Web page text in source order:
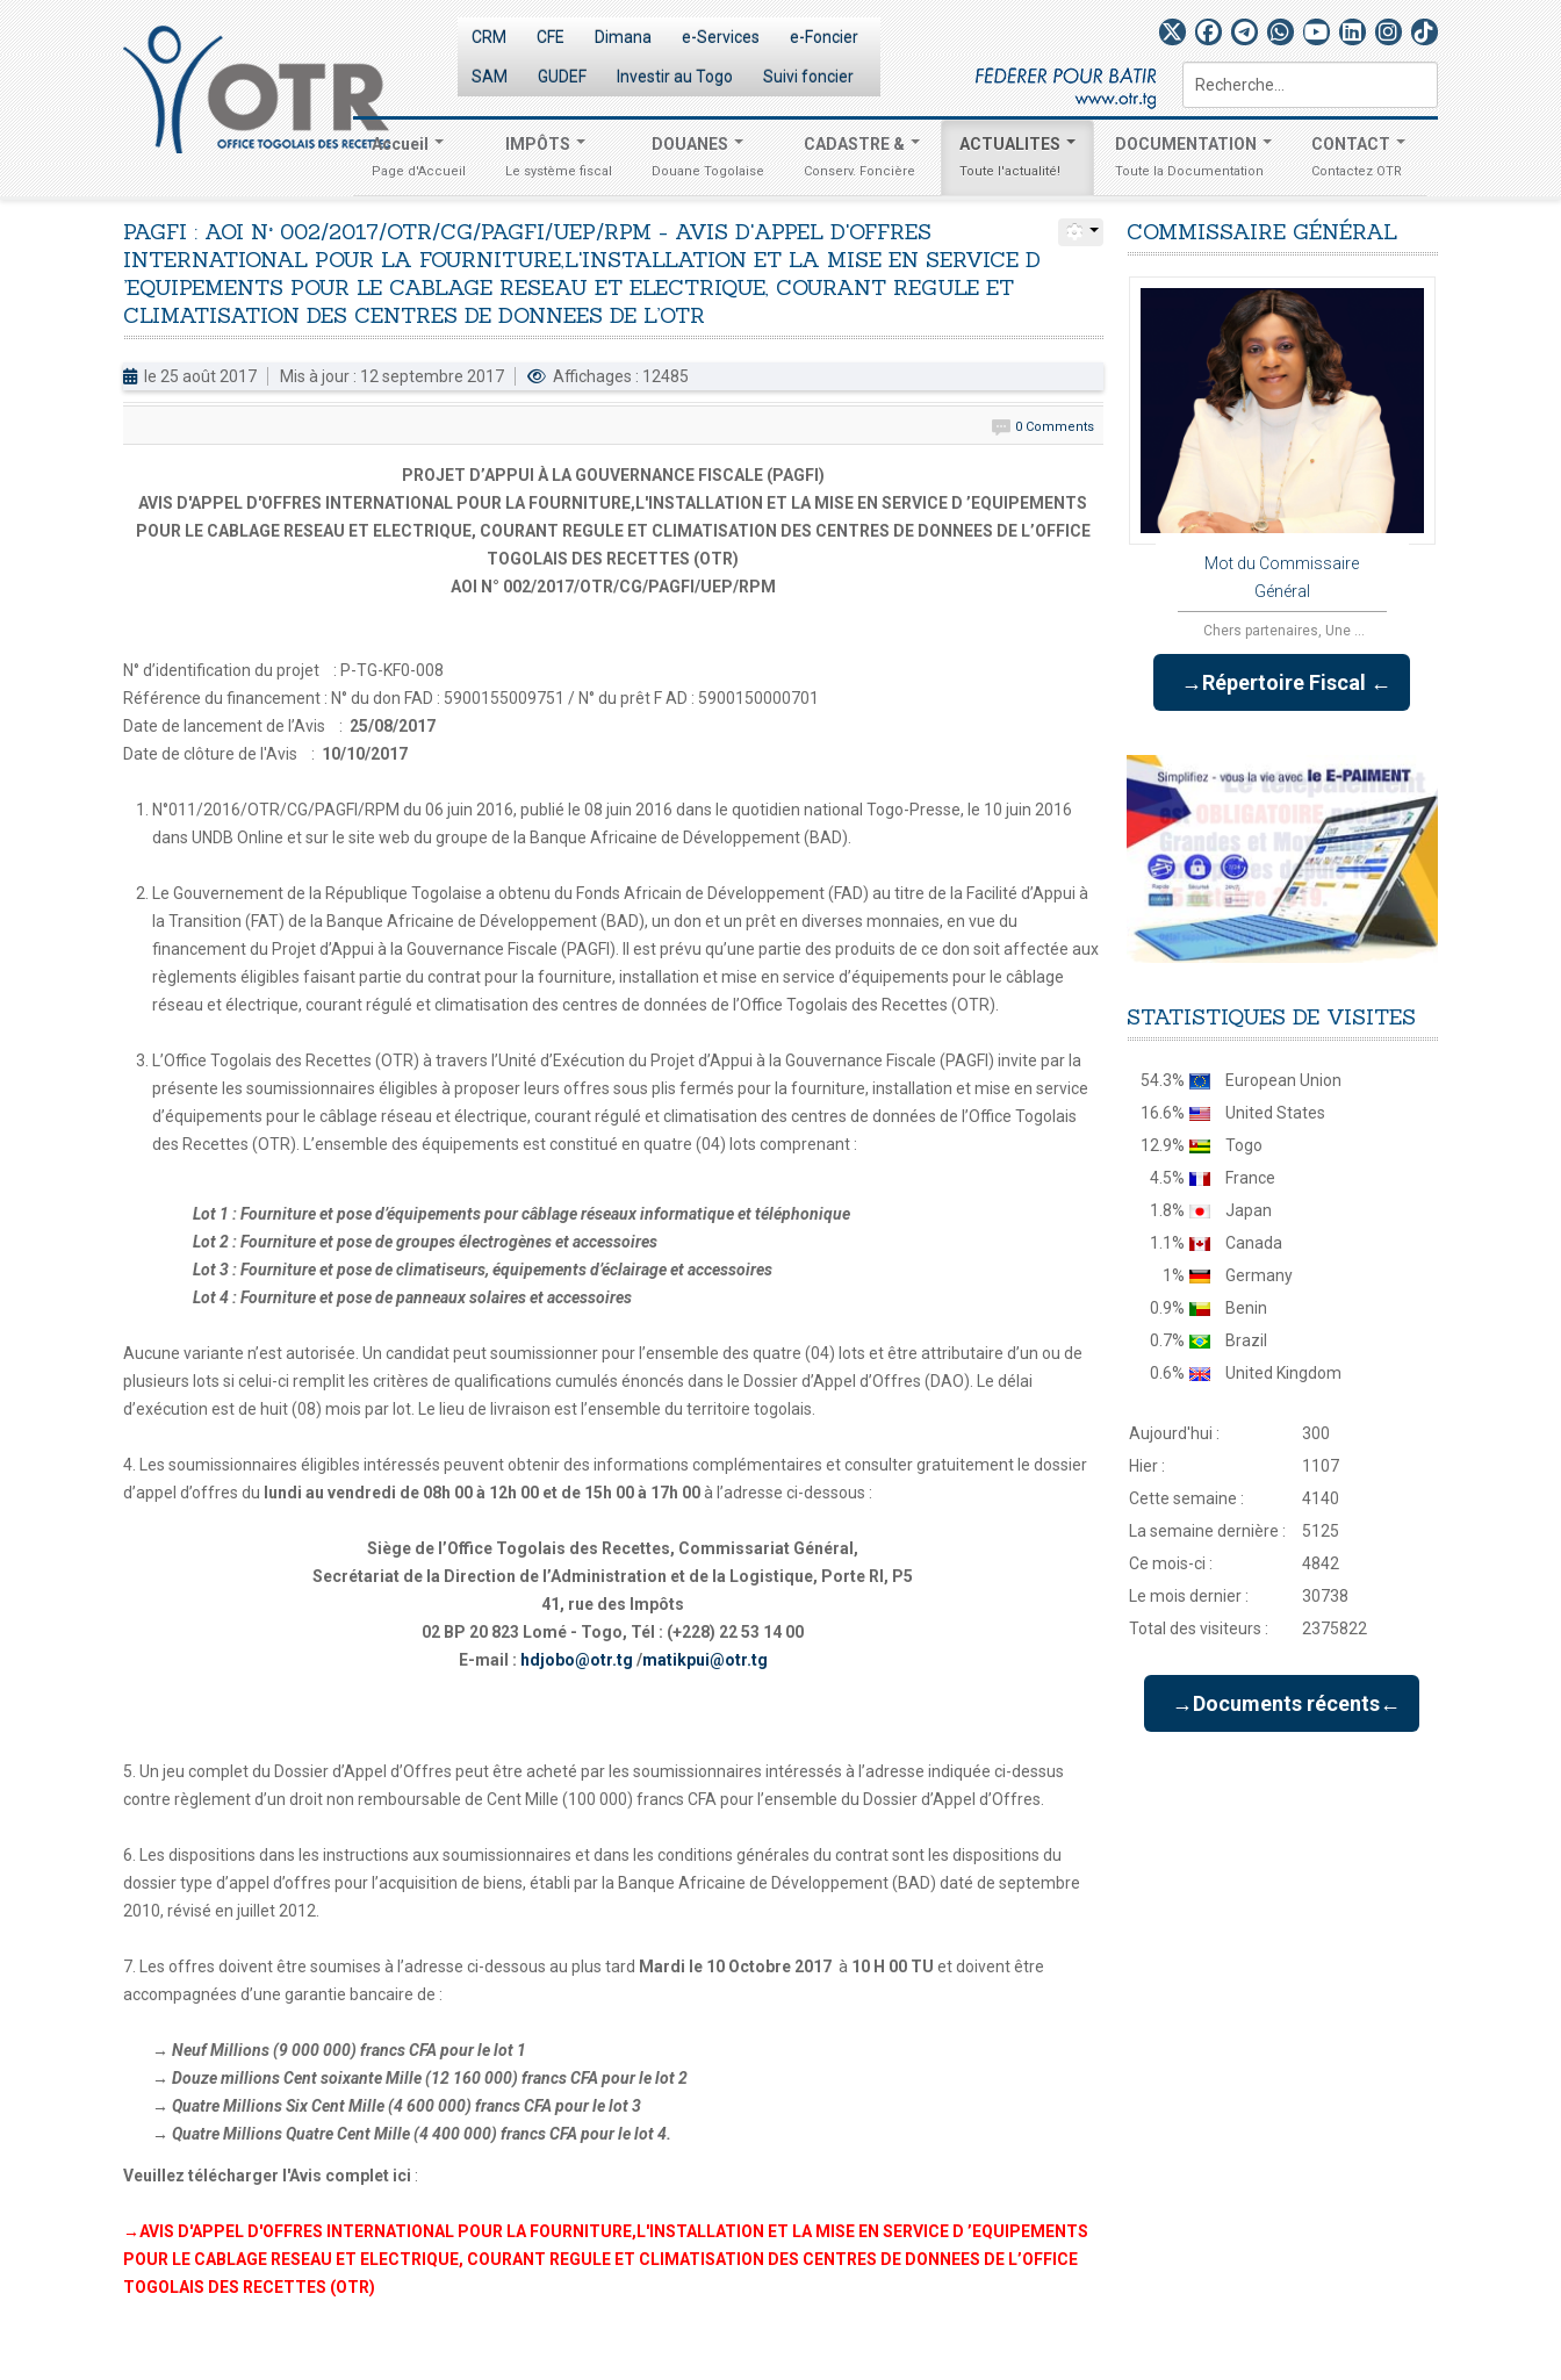
CRM CFE Dimana e-Services e-Foncier
SAM GUDEF Investir au Togo Suivi foncier Rechercher
Accueil
Page d'Accueil
IMPÔTS
Le système fiscal
DOUANES
Douane Togolaise
CADASTRE &
Conserv. Foncière
ACTUALITES
Toute l'actualité!
DOCUMENTATION
Toute la Documentation
CONTACT
Contactez OTR
PAGFI : AOI N° 002/2017/OTR/CG/PAGFI/UEP/RPM - AVIS D'APPEL D'OFFRES
INTERNATIONAL POUR LA FOURNITURE,L'INSTALLATION ET LA MISE EN SERVICE D
’EQUIPEMENTS POUR LE CABLAGE RESEAU ET ELECTRIQUE, COURANT REGULE ET
CLIMATISATION DES CENTRES DE DONNEES DE L’OTR
le 25 août 2017 Mis à jour : 12 septembre 2017 Affichages : 12485
0 Comments
PROJET D’APPUI À LA GOUVERNANCE FISCALE (PAGFI)
AVIS D'APPEL D'OFFRES INTERNATIONAL POUR LA FOURNITURE,L'INSTALLATION ET LA MISE EN SERVICE D ’EQUIPEMENTS
POUR LE CABLAGE RESEAU ET ELECTRIQUE, COURANT REGULE ET CLIMATISATION DES CENTRES DE DONNEES DE L’OFFICE
TOGOLAIS DES RECETTES (OTR)
AOI N° 002/2017/OTR/CG/PAGFI/UEP/RPM
N° d’identification du projet : P-TG-KF0-008
Référence du financement : N° du don FAD : 5900155009751 / N° du prêt F AD : 5900150000701
Date de lancement de l’Avis : 25/08/2017
Date de clôture de l'Avis : 10/10/2017
N°011/2016/OTR/CG/PAGFI/RPM du 06 juin 2016, publié le 08 juin 2016 dans le quotidien national Togo-Presse, le 10 juin 2016
dans UNDB Online et sur le site web du groupe de la Banque Africaine de Développement (BAD).
Le Gouvernement de la République Togolaise a obtenu du Fonds Africain de Développement (FAD) au titre de la Facilité d’Appui à
la Transition (FAT) de la Banque Africaine de Développement (BAD), un don et un prêt en diverses monnaies, en vue du
financement du Projet d’Appui à la Gouvernance Fiscale (PAGFI). Il est prévu qu’une partie des produits de ce don soit affectée aux
règlements éligibles faisant partie du contrat pour la fourniture, installation et mise en service d’équipements pour le câblage
réseau et électrique, courant régulé et climatisation des centres de données de l’Office Togolais des Recettes (OTR).
L’Office Togolais des Recettes (OTR) à travers l’Unité d’Exécution du Projet d’Appui à la Gouvernance Fiscale (PAGFI) invite par la
présente les soumissionnaires éligibles à proposer leurs offres sous plis fermés pour la fourniture, installation et mise en service
d’équipements pour le câblage réseau et électrique, courant régulé et climatisation des centres de données de l’Office Togolais
des Recettes (OTR). L’ensemble des équipements est constitué en quatre (04) lots comprenant :
Lot 1 : Fourniture et pose d’équipements pour câblage réseaux informatique et téléphonique
Lot 2 : Fourniture et pose de groupes électrogènes et accessoires
Lot 3 : Fourniture et pose de climatiseurs, équipements d’éclairage et accessoires
Lot 4 : Fourniture et pose de panneaux solaires et accessoires
Aucune variante n’est autorisée. Un candidat peut soumissionner pour l’ensemble des quatre (04) lots et être attributaire d’un ou de
plusieurs lots si celui-ci remplit les critères de qualifications cumulés énoncés dans le Dossier d’Appel d’Offres (DAO). Le délai
d’exécution est de huit (08) mois par lot. Le lieu de livraison est l’ensemble du territoire togolais.
4. Les soumissionnaires éligibles intéressés peuvent obtenir des informations complémentaires et consulter gratuitement le dossier
d’appel d’offres du lundi au vendredi de 08h 00 à 12h 00 et de 15h 00 à 17h 00à l’adresse ci-dessous :
Siège de l’Office Togolais des Recettes, Commissariat Général,
Secrétariat de la Direction de l’Administration et de la Logistique, Porte RI, P5
41, rue des Impôts
02 BP 20 823 Lomé - Togo, Tél : (+228) 22 53 14 00
E-mail : hdjobo@otr.tg /matikpui@otr.tg
5. Un jeu complet du Dossier d’Appel d’Offres peut être acheté par les soumissionnaires intéressés à l’adresse indiquée ci-dessus
contre règlement d’un droit non remboursable de Cent Mille (100 000) francs CFA pour l’ensemble du Dossier d’Appel d’Offres.
6. Les dispositions dans les instructions aux soumissionnaires et dans les conditions générales du contrat sont les dispositions du
dossier type d’appel d’offres pour l’acquisition de biens, établi par la Banque Africaine de Développement (BAD) daté de septembre
2010, révisé en juillet 2012.
7. Les offres doivent être soumises à l’adresse ci-dessous au plus tard Mardi le 10 Octobre 2017 à 10 H 00 TU et doivent être
accompagnées d’une garantie bancaire de :
→ Neuf Millions (9 000 000) francs CFA pour le lot 1
→ Douze millions Cent soixante Mille (12 160 000) francs CFA pour le lot 2
→ Quatre Millions Six Cent Mille (4 600 000) francs CFA pour le lot 3
→ Quatre Millions Quatre Cent Mille (4 400 000) francs CFA pour le lot 4.
Veuillez télécharger l'Avis complet ici :
→AVIS D'APPEL D'OFFRES INTERNATIONAL POUR LA FOURNITURE,L'INSTALLATION ET LA MISE EN SERVICE D ’EQUIPEMENTS
POUR LE CABLAGE RESEAU ET ELECTRIQUE, COURANT REGULE ET CLIMATISATION DES CENTRES DE DONNEES DE L’OFFICE
TOGOLAIS DES RECETTES (OTR)
COMMISSAIRE GÉNÉRAL
Mot du Commissaire
Général
Chers partenaires, Une ...
→Répertoire Fiscal ←
STATISTIQUES DE VISITES
54.3%
European Union
16.6%
United States
12.9%
Togo
4.5%
France
1.8%
Japan
1.1%
Canada
1%
Germany
0.9%
Benin
0.7%
Brazil
0.6%
United Kingdom
Aujourd'hui :
300
Hier :
1107
Cette semaine :
4140
La semaine dernière :
5125
Ce mois-ci :
4842
Le mois dernier :
30738
Total des visiteurs :
2375822
→Documents récents←